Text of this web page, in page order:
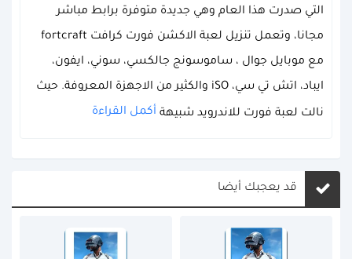
التي صدرت هذا العام وهي جديدة متوفرة برابط مباشر
مجانا، وتعمل تنزيل لعبة الاكشن فورت كرافت fortcraft
مع موبايل جوال ، ساموسونج جالكسي، سوني، ايفون،
ايباد، اتش تي سي، iSO والكثير من الاجهزة المعروفة. حيث
نالت لعبة فورت للاندرويد شبيهة أكمل القراءة
قد يعجبك أيضا